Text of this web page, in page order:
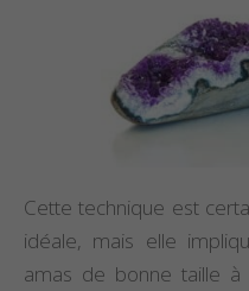
Cette technique est
idéale, mais elle
amas de bonne taille à